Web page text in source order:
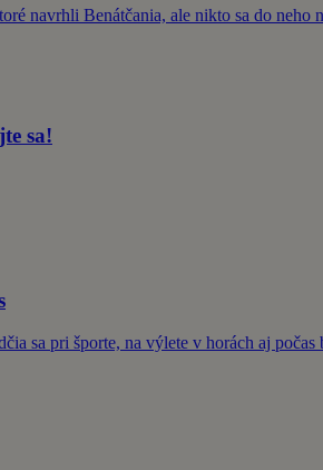
navrhli Benátčania, ale nikto sa do
sa!
sa pri športe, na výlete v horách aj počas